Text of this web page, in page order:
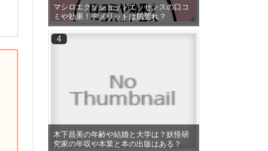
マシロエクソショットエッセンスの口コ
ミや効果！デメリットは肌荒れ？
木下昌美の年齢や結婚と大学は？妖怪研
究家の年収や本業と本の出版はある？